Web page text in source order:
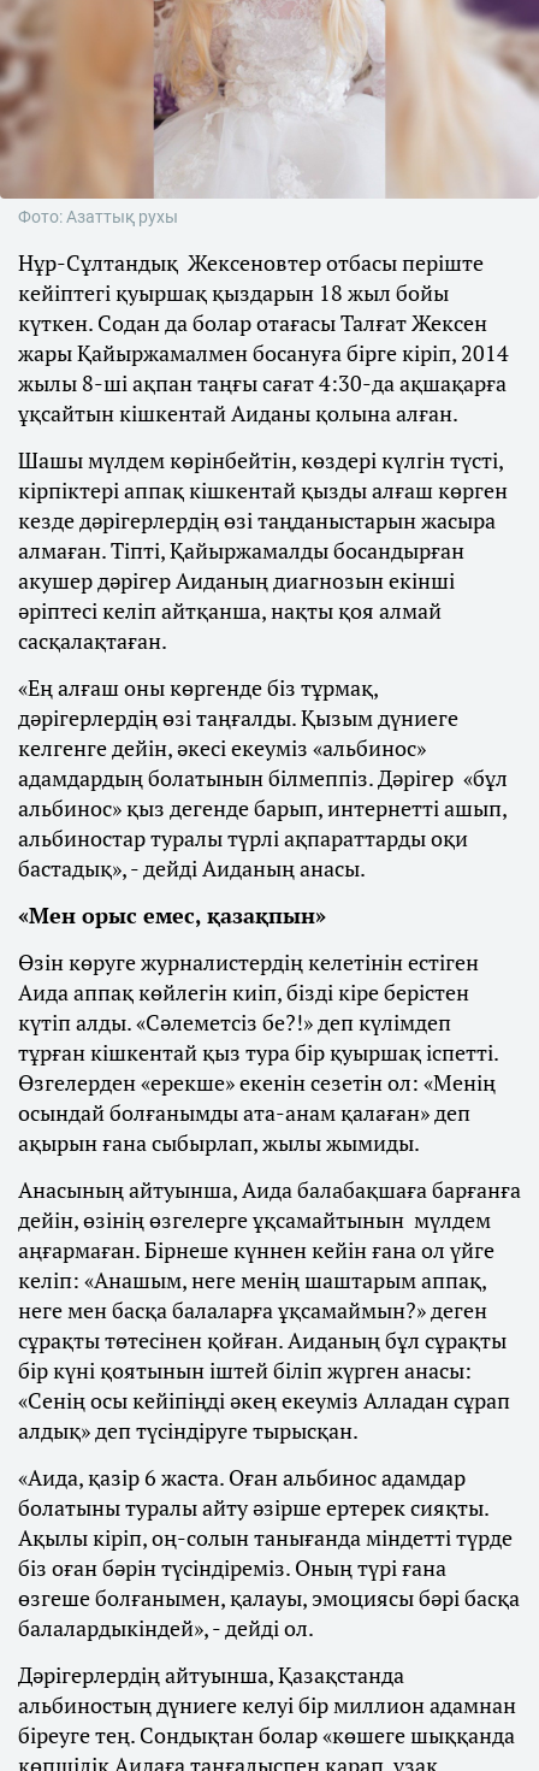
Фото: Азаттық рухы
Нұр-Сұлтандық Жексеновтер отбасы періште
кейіптегі қуыршақ қыздарын 18 жыл бойы
күткен. Содан да болар отағасы Талғат Жексен
жары Қайыржамалмен босануға бірге кіріп, 2014
жылы 8-ші ақпан таңғы сағат 4:30-да ақшақарға
ұқсайтын кішкентай Аиданы қолына алған.
Шашы мүлдем көрінбейтін, көздері күлгін түсті,
кірпіктері аппақ кішкентай қызды алғаш көрген
кезде дәрігерлердің өзі таңданыстарын жасыра
алмаған. Тіпті, Қайыржамалды босандырған
акушер дәрігер Аиданың диагнозын екінші
әріптесі келіп айтқанша, нақты қоя алмай
сасқалақтаған.
«Ең алғаш оны көргенде біз тұрмақ,
дәрігерлердің өзі таңғалды. Қызым дүниеге
келгенге дейін, әкесі екеуміз «альбинос»
адамдардың болатынын білмеппіз. Дәрігер «бұл
альбинос» қыз дегенде барып, интернетті ашып,
альбиностар туралы түрлі ақпараттарды оқи
бастадық», - дейді Аиданың анасы.
«Мен орыс емес, қазақпын»
Өзін көруге журналистердің келетінін естіген
Аида аппақ көйлегін киіп, бізді кіре берістен
күтіп алды. «Сәлеметсіз бе?!» деп күлімдеп
тұрған кішкентай қыз тура бір қуыршақ іспетті.
Өзгелерден «ерекше» екенін сезетін ол: «Менің
осындай болғанымды ата-анам қалаған» деп
ақырын ғана сыбырлап, жылы жымиды.
Анасының айтуынша, Аида балабақшаға барғанға
дейін, өзінің өзгелерге ұқсамайтынын мүлдем
аңғармаған. Бірнеше күннен кейін ғана ол үйге
келіп: «Анашым, неге менің шаштарым аппақ,
неге мен басқа балаларға ұқсамаймын?» деген
сұрақты төтесінен қойған. Аиданың бұл сұрақты
бір күні қоятынын іштей біліп жүрген анасы:
«Сенің осы кейіпіңді әкең екеуміз Алладан сұрап
алдық» деп түсіндіруге тырысқан.
«Аида, қазір 6 жаста. Оған альбинос адамдар
болатыны туралы айту әзірше ертерек сияқты.
Ақылы кіріп, оң-солын танығанда міндетті түрде
біз оған бәрін түсіндіреміз. Оның түрі ғана
өзгеше болғанымен, қалауы, эмоциясы бәрі басқа
балалардыкіндей», - дейді ол.
Дәрігерлердің айтуынша, Қазақстанда
альбиностың дүниеге келуі бір миллион адамнан
біреуге тең. Сондықтан болар «көшеге шыққанда
көпшілік Аидаға таңғалыспен қарап, ұзақ